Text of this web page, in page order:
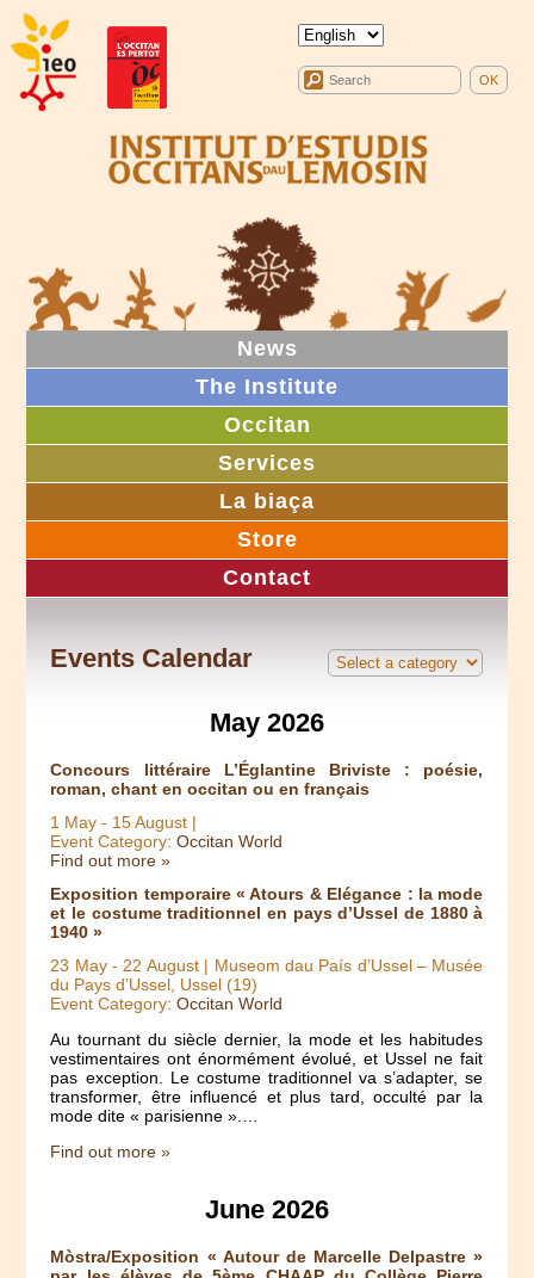
News
The Institute
Occitan
Services
La biaça
Store
Contact
Events Calendar
May 2026
Concours littéraire L’Églantine Briviste : poésie,
roman, chant en occitan ou en français
1 May - 15 August |
Event Category:Occitan World
Find out more »
Exposition temporaire « Atours & Elégance : la mode
et le costume traditionnel en pays d’Ussel de 1880 à
1940 »
23 May- 22 August| Museom dau País d’Ussel – Musée
du Pays d’Ussel, Ussel (19)
Event Category:Occitan World
Au tournant du siècle dernier, la mode et les habitudes
vestimentaires ont énormément évolué, et Ussel ne fait
pas exception. Le costume traditionnel va s’adapter, se
transformer, être influencé et plus tard, occulté par la
mode dite « parisienne ».…
Find out more »
June 2026
Mòstra/Exposition « Autour de Marcelle Delpastre »